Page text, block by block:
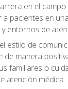
en el
a pacientes en
entornos de
estilo de
de manera
familiares o
atención médica